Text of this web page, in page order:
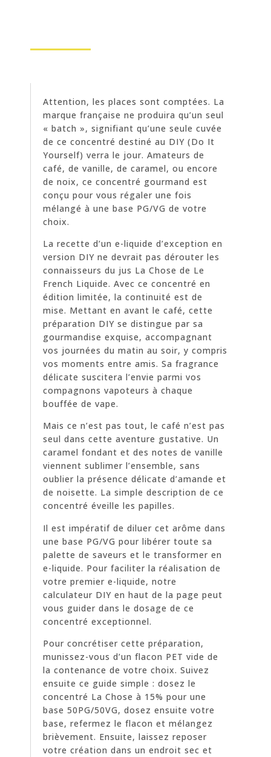
Attention, les places sont comptées. La
marque française ne produira qu’un seul
« batch », signifiant qu’une seule cuvée
de ce concentré destiné au DIY (Do It
Yourself) verra le jour. Amateurs de
café, de vanille, de caramel, ou encore
de noix, ce concentré gourmand est
conçu pour vous régaler une fois
mélangé à une base PG/VG de votre
choix.
La recette d’un e-liquide d’exception en
version DIY ne devrait pas dérouter les
connaisseurs du jus La Chose de Le
French Liquide. Avec ce concentré en
édition limitée, la continuité est de
mise. Mettant en avant le café, cette
préparation DIY se distingue par sa
gourmandise exquise, accompagnant
vos journées du matin au soir, y compris
vos moments entre amis. Sa fragrance
délicate suscitera l’envie parmi vos
compagnons vapoteurs à chaque
bouffée de vape.
Mais ce n’est pas tout, le café n’est pas
seul dans cette aventure gustative. Un
caramel fondant et des notes de vanille
viennent sublimer l’ensemble, sans
oublier la présence délicate d’amande et
de noisette. La simple description de ce
concentré éveille les papilles.
Il est impératif de diluer cet arôme dans
une base PG/VG pour libérer toute sa
palette de saveurs et le transformer en
e-liquide. Pour faciliter la réalisation de
votre premier e-liquide, notre
calculateur DIY en haut de la page peut
vous guider dans le dosage de ce
concentré exceptionnel.
Pour concrétiser cette préparation,
munissez-vous d’un flacon PET vide de
la contenance de votre choix. Suivez
ensuite ce guide simple : dosez le
concentré La Chose à 15% pour une
base 50PG/50VG, dosez ensuite votre
base, refermez le flacon et mélangez
brièvement. Ensuite, laissez reposer
votre création dans un endroit sec et